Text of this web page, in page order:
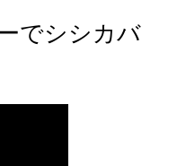
でシシカバ